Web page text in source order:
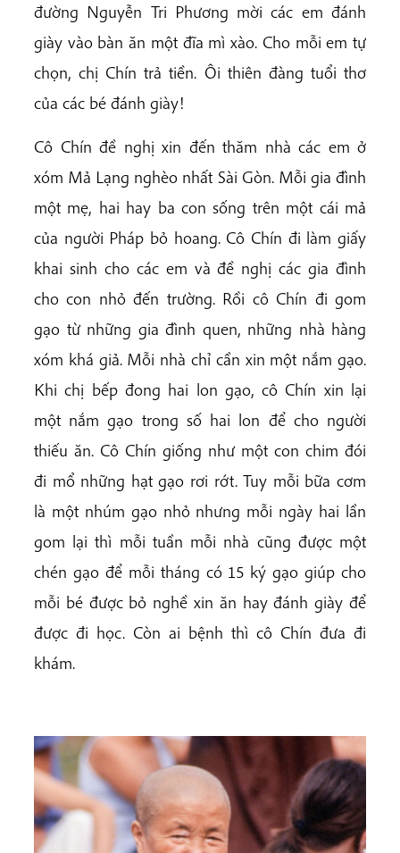
đường Nguyễn Tri Phương mời các em đánh
giày vào bàn ăn một đĩa mì xào. Cho mỗi em tự
chọn, chị Chín trả tiền. Ôi thiên đàng tuổi thơ
của các bé đánh giày!
Cô Chín đề nghị xin đến thăm nhà các em ở
xóm Mả Lạng nghèo nhất Sài Gòn. Mỗi gia đình
một mẹ, hai hay ba con sống trên một cái mả
của người Pháp bỏ hoang. Cô Chín đi làm giấy
khai sinh cho các em và đề nghị các gia đình
cho con nhỏ đến trường. Rồi cô Chín đi gom
gạo từ những gia đình quen, những nhà hàng
xóm khá giả. Mỗi nhà chỉ cần xin một nắm gạo.
Khi chị bếp đong hai lon gạo, cô Chín xin lại
một nắm gạo trong số hai lon để cho người
thiếu ăn. Cô Chín giống như một con chim đói
đi mổ những hạt gạo rơi rớt. Tuy mỗi bữa cơm
là một nhúm gạo nhỏ nhưng mỗi ngày hai lần
gom lại thì mỗi tuần mỗi nhà cũng được một
chén gạo để mỗi tháng có 15 ký gạo giúp cho
mỗi bé được bỏ nghề xin ăn hay đánh giày để
được đi học. Còn ai bệnh thì cô Chín đưa đi
khám.